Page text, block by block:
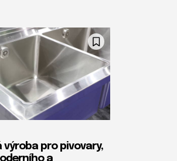
výroba pro pivovary,
a